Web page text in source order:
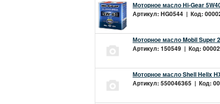
Моторное масло Hi-Gear
Артикул: HG0544 | Код:
Моторное масло Mobil Super
Артикул: 150549 | Код:
Моторное масло Shell Helix
Артикул: 550046365 | Код: